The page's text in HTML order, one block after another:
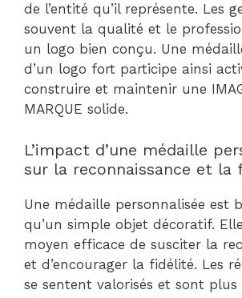
de l’entité qu’il représente. Les
souvent la qualité et le
un logo bien conçu. Une
d’un logo fort participe ainsi
construire et maintenir une
MARQUE solide.
L’impact d’une médaille
sur la reconnaissance et la
Une médaille personnalisée est
qu’un simple objet décoratif.
moyen efficace de susciter la
et d’encourager la fidélité. Les
se sentent valorisés et sont plus